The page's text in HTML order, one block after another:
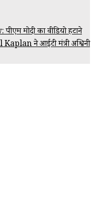
मोदी का वीडियो हटाने
Kaplan ने आईटी मंत्री अश्विनी